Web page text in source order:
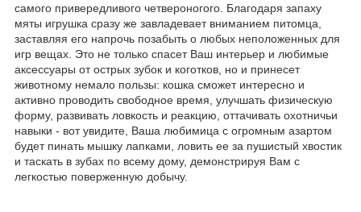
самого привередливого четвероногого. Благодаря запаху
мяты игрушка сразу же завладевает вниманием питомца,
заставляя его напрочь позабыть о любых неположенных для
игр вещах. Это не только спасет Ваш интерьер и любимые
аксессуары от острых зубок и коготков, но и принесет
животному немало пользы: кошка сможет интересно и
активно проводить свободное время, улучшать физическую
форму, развивать ловкость и реакцию, оттачивать охотничьи
навыки - вот увидите, Ваша любимица с огромным азартом
будет пинать мышку лапками, ловить ее за пушистый хвостик
и таскать в зубах по всему дому, демонстрируя Вам с
легкостью поверженную добычу.